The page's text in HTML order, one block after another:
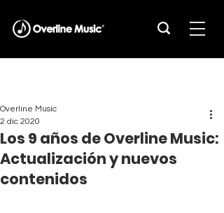
Los 9 años de Overline Music:
Actualización y nuevos
contenidos
Overline Music
2 dic 2020